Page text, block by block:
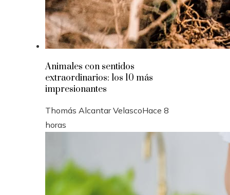
Animales con sentidos
extraordinarios: los 10 más
impresionantes
Thomás Alcantar VelascoHace 8
horas